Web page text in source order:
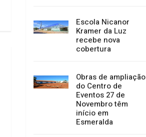
Outubro Rosa: Entre o alerta e a
Escola Nicanor
Kramer da Luz
recebe nova
cobertura
Obras de ampliação
do Centro de
Eventos 27 de
Novembro têm
início em
Esmeralda